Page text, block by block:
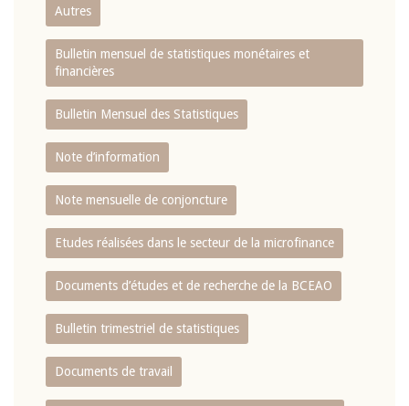
Autres
Bulletin mensuel de statistiques monétaires et
financières
Bulletin Mensuel des Statistiques
Note d’information
Note mensuelle de conjoncture
Etudes réalisées dans le secteur de la microfinance
Documents d’études et de recherche de la BCEAO
Bulletin trimestriel de statistiques
Documents de travail